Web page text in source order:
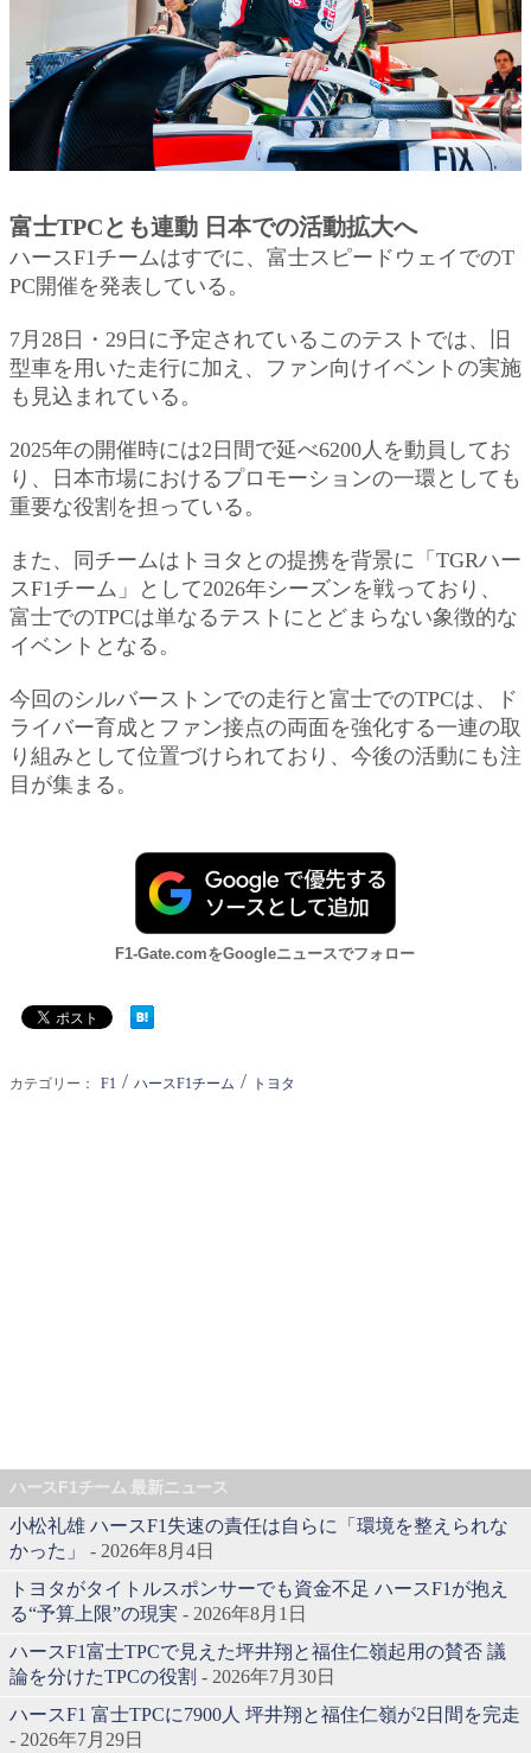
富士TPCとも連動 日本での活動拡大へ
ハースF1チームはすでに、富士スピードウェイでのT
PC開催を発表している。
7月28日・29日に予定されているこのテストでは、旧
型車を用いた走行に加え、ファン向けイベントの実施
も見込まれている。
2025年の開催時には2日間で延べ6200人を動員してお
り、日本市場におけるプロモーションの一環としても
重要な役割を担っている。
また、同チームはトヨタとの提携を背景に「TGRハー
スF1チーム」として2026年シーズンを戦っており、
富士でのTPCは単なるテストにとどまらない象徴的な
イベントとなる。
今回のシルバーストンでの走行と富士でのTPCは、ド
ライバー育成とファン接点の両面を強化する一連の取
り組みとして位置づけられており、今後の活動にも注
目が集まる。
F1-Gate.comをGoogleニュースでフォロー
カテゴリー： F1 / ハースF1チーム / トヨタ
ハースF1チーム 最新ニュース
小松礼雄 ハースF1失速の責任は自らに「環境を整えられな
かった」
- 2026年8月4日
トヨタがタイトルスポンサーでも資金不足 ハースF1が抱え
る“予算上限”の現実 - 2026年8月1日
ハースF1富士TPCで見えた坪井翔と福住仁嶺起用の賛否 議
論を分けたTPCの役割 - 2026年7月30日
ハースF1 富士TPCに7900人 坪井翔と福住仁嶺が2日間を完走
- 2026年7月29日